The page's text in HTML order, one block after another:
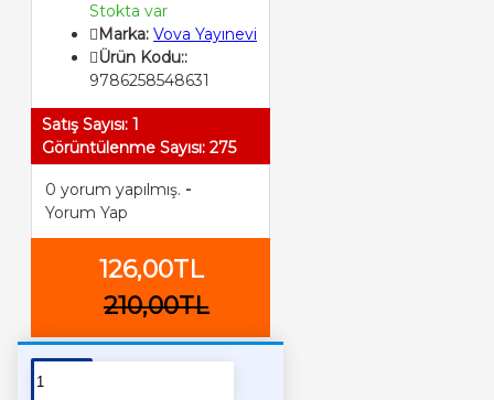
Stokta var
Marka: Vova Yayınevi
Ürün Kodu::
9786258548631
Satış Sayısı: 1
Görüntülenme Sayısı: 275
0 yorum yapılmış. -
Yorum Yap
126,00TL
210,00TL